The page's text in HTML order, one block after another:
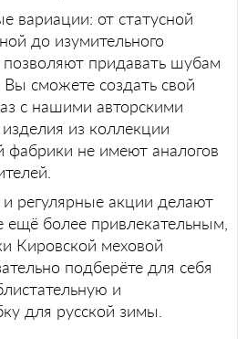
вариации: от статусной
до изумительного
позволяют придавать шубам
Вы сможете создать свой
с нашими авторскими
из коллекции
фабрики не имеют аналогов
и регулярные акции делают
более привлекательным,
Кировской меховой
подберёте для себя
и
для русской зимы.